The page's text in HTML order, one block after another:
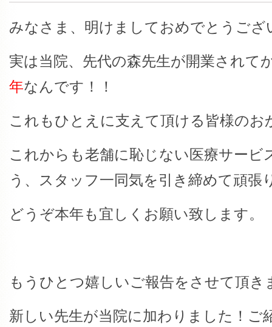
みなさま、明けましておめでとうござ
実は当院、先代の森先生が開業されて
年なんです！！
これもひとえに支えて頂ける皆様のお
これからも老舗に恥じない医療サービ
う、スタッフ一同気を引き締めて頑張
どうぞ本年も宜しくお願い致します。
もうひとつ嬉しいご報告をさせて頂き
新しい先生が当院に加わりました！ご